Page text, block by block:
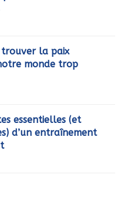
trouver la paix
monde trop
essentielles (et
d’un entraînement